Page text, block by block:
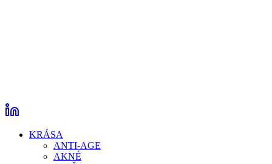
KRÁSA
ANTI-AGE
AKNÉ